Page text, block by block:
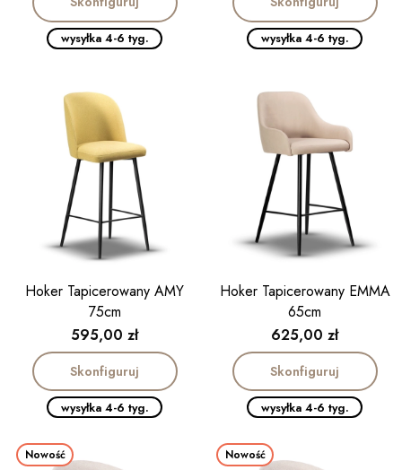
wysyłka 4-6 tyg. wysyłka 4-6 tyg.
Hoker Tapicerowany AMY
75cm
Cena
595,00 zł
Skonfiguruj
wysyłka 4-6 tyg.
Hoker Tapicerowany EMMA
65cm
Cena
625,00 zł
Skonfiguruj
wysyłka 4-6 tyg.
Nowość Nowość